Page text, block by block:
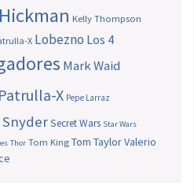
Kelly Thompson
X Lobezno Los 4
Mark Waid
Patrulla-X Pepe Larraz
Secret Wars Star Wars
Thor Tom King Tom TaylorValerio